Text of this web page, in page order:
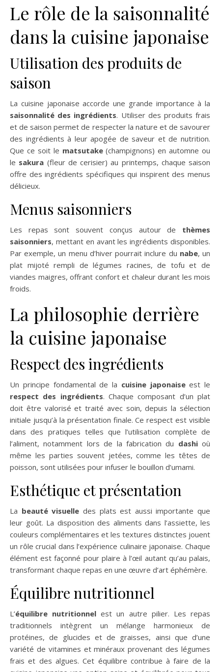
Le rôle de la saisonnalité
dans la cuisine japonaise
Utilisation des produits de
saison
La cuisine japonaise accorde une grande importance à la
saisonnalité des ingrédients. Utiliser des produits frais
et de saison permet de respecter la nature et de savourer
des ingrédients à leur apogée de saveur et de nutrition.
Que ce soit le matsutake(champignons) en automne ou
le sakura (fleur de cerisier) au printemps, chaque saison
offre des ingrédients spécifiques qui inspirent des menus
délicieux.
Menus saisonniers
Les repas sont souvent conçus autour de thèmes
saisonniers, mettant en avant les ingrédients disponibles.
Par exemple, un menu d’hiver pourrait inclure du nabe, un
plat mijoté rempli de légumes racines, de tofu et de
viandes maigres, offrant confort et chaleur durant les mois
froids.
La philosophie derrière
la cuisine japonaise
Respect des ingrédients
Un principe fondamental de la cuisine japonaiseest le
respect des ingrédients. Chaque composant d’un plat
doit être valorisé et traité avec soin, depuis la sélection
initiale jusqu’à la présentation finale. Ce respect est visible
dans des pratiques telles que l’utilisation complète de
l’aliment, notamment lors de la fabrication du dashioù
même les parties souvent jetées, comme les têtes de
poisson, sont utilisées pour infuser le bouillon d’umami.
Esthétique et présentation
La beauté visuelle des plats est aussi importante que
leur goût. La disposition des aliments dans l’assiette, les
couleurs complémentaires et les textures distinctes jouent
un rôle crucial dans l’expérience culinaire japonaise. Chaque
élément est façonné pour plaire à l’œil autant qu’au palais,
transformant chaque repas en une œuvre d’art éphémère.
Équilibre nutritionnel
L’équilibre nutritionnel est un autre pilier. Les repas
traditionnels intègrent un mélange harmonieux de
protéines, de glucides et de graisses, ainsi que d’une
variété de vitamines et minéraux provenant des légumes
frais et des algues. Cet équilibre contribue à faire de la